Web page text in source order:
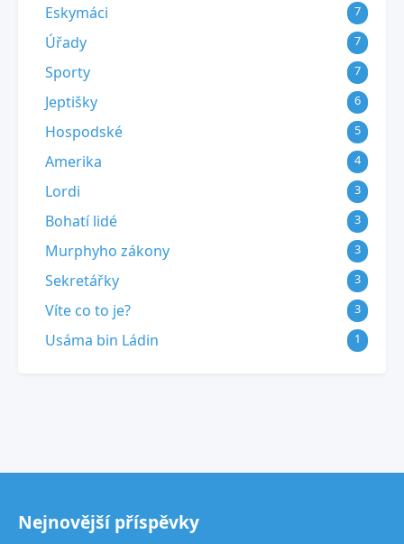
Eskymáci 7
Úřady 7
Sporty 7
Jeptišky 6
Hospodské 5
Amerika 4
Lordi 3
Bohatí lidé 3
Murphyho zákony 3
Sekretářky 3
Víte co to je? 3
Usáma bin Ládin 1
Nejnovější příspěvky